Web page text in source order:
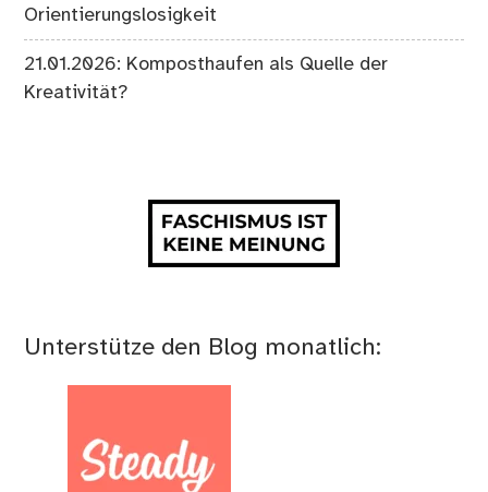
Orientierungslosigkeit
21.01.2026: Komposthaufen als Quelle der
Kreativität?
Unterstütze den Blog monatlich: